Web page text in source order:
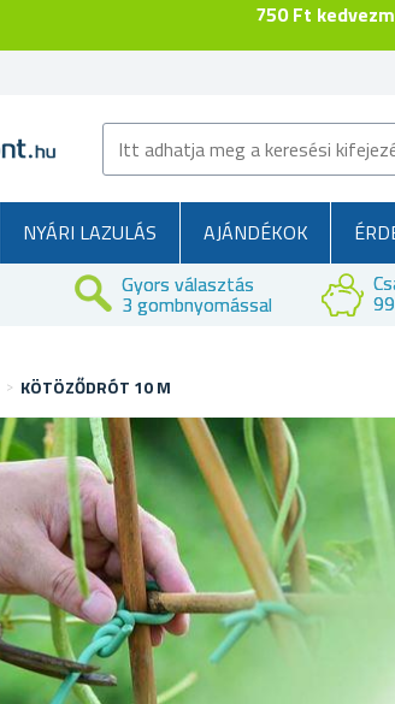
750 Ft
NYÁRI LAZULÁS AJÁNDÉKOK
Gyors választás
3 gombnyomással
KÖTÖZŐDRÓT 10 M